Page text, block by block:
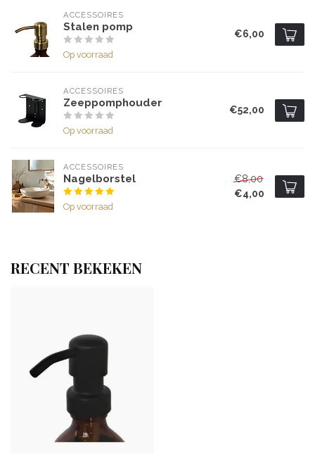
ACCESSOIRES
Stalen pomp
Op voorraad
€6,00
ACCESSOIRES
Zeeppomphouder
Op voorraad
€52,00
ACCESSOIRES
Nagelborstel
Op voorraad
€8,00
€4,00
RECENT BEKEKEN